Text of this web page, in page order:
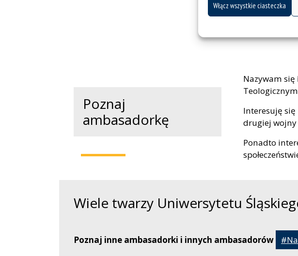
Włącz wszystkie ciasteczka
Poznaj
ambasadorkę
Nazywam
Interesuję
drugiej wojny
Ponadto
Wiele twarzy Uniwersytetu
Poznaj inne ambasadorki i innych ambasadorów